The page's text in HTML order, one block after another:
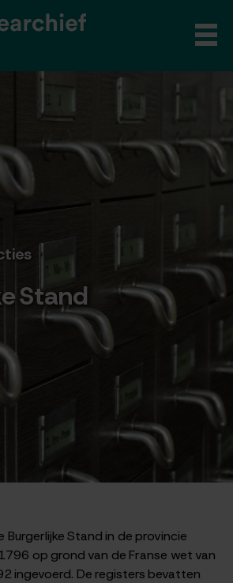
Stand
Burgerlijke Stand in de provincie
op grond van de Franse wet van
ingevoerd. De registers bevatten